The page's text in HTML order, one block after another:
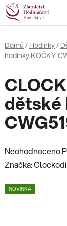
Přejít
na
obsah
Domů / Hodinky/
hodinky KOČKY
dětské
Průměrné
hodnocení
je
Neohodnoceno
Značka:
NOVINKA